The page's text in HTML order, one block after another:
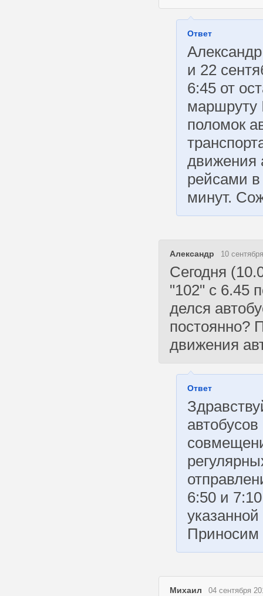
Ответ
и 22
6:45 от
маршруту
поломок
движения
рейсами в
минут.
Александр 10
Сегодня
"102" с 6.45
делся
постоянно?
движения
Ответ
6:50 и
Приносим
Михаил 04 сентября